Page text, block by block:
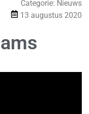
Categorie: Nieuws
13 augustus 2020